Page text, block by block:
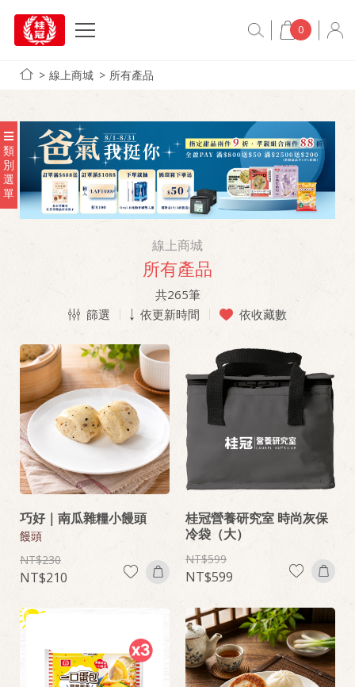
0
線上商城 所有產品
類
別
選
單
線上商城
所有產品
共265筆
篩選
依更新時間 依收藏數
巧好｜南瓜雜糧小饅頭
饅頭
230
210
桂冠營養研究室 時尚灰保
冷袋（大）
599
599